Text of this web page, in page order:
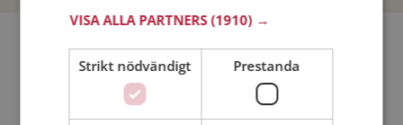
Bli medlem utan kostnad!
Kvinna
VISA ALLA PARTNERS(1910) →
Strikt nödvändigt Prestanda